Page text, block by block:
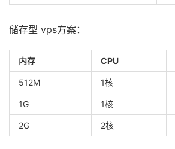
储存型 vps方案：
内存 CPU
512M 1核
1G 1核
2G 2核